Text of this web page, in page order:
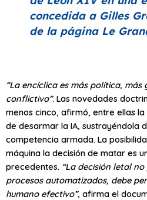
concedida a Gilles
de la página Le
“La encíclica es más política, más
conflictiva”. Las novedades
menos cinco, afirmó, entre ellas
de desarmar la IA, sustrayéndola
competencia armada. La
máquina la decisión de matar es
precedentes. “La decisión letal
procesos automatizados, debe
humano efectivo”, afirma el